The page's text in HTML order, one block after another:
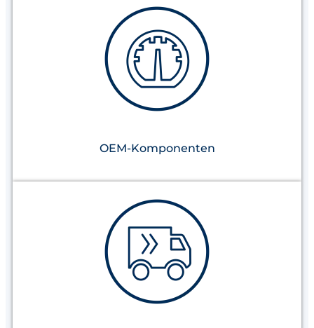
OEM-Komponenten